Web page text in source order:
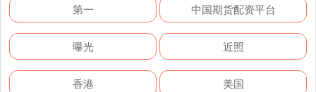
第一 中国期货配资平台
曝光 近照
香港 美国